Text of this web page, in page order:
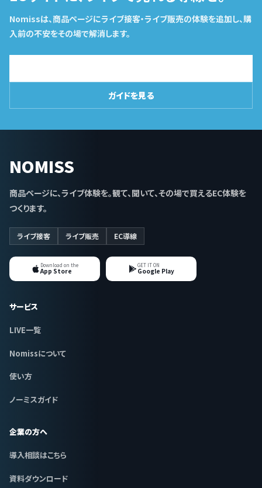
Nomissは、商品ページにライブ接客・ライブ販売の体験を追加し、購
入前の不安をその場で解消します。
ガイドを見る
NOMISS
商品ページに、ライブ体験を。観て、聞いて、その場で買えるEC体験を
つくります。
ライブ接客 ライブ販売 EC導線
Download on the
App Store
GET IT ON
Google Play
サービス
LIVE一覧
Nomissについて
使い方
ノーミスガイド
企業の方へ
導入相談はこちら
資料ダウンロード